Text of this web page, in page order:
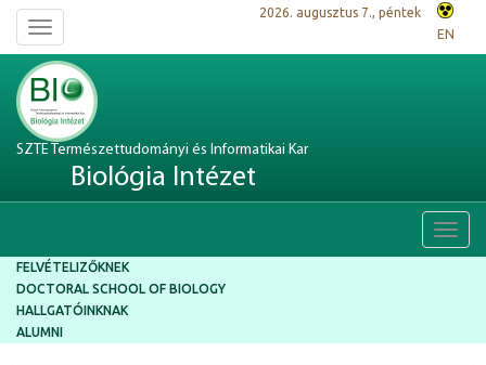
Toggle
navigation
2026. augusztus 7., péntek
EN
SZTE Természettudományi és Informatikai Kar
Biológia Intézet
FELVÉTELIZŐKNEK
DOCTORAL SCHOOL OF BIOLOGY
HALLGATÓINKNAK
ALUMNI